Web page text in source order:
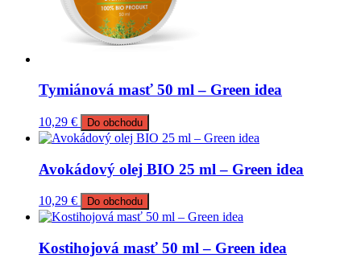
Tymiánová masť 50 ml – Green idea
10,29 € Do obchodu
Avokádový olej BIO 25 ml – Green idea
10,29 € Do obchodu
Kostihojová masť 50 ml – Green idea